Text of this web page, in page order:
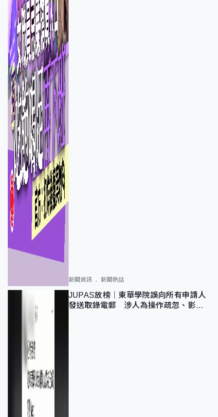
新聞資訊 新聞熱話
JUPAS放榜｜東華學院誤向所有申請人
發送取錄電郵 涉人為操作疏忽、影響